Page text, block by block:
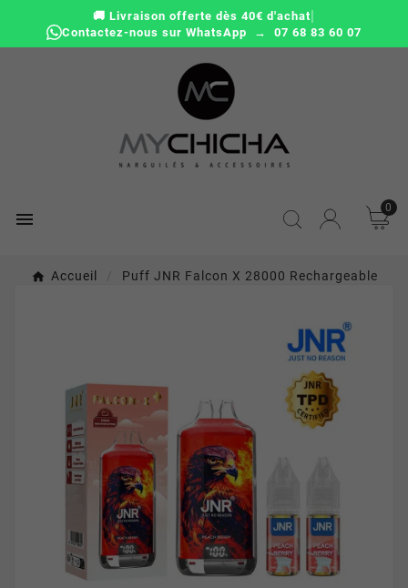
🚚 Livraison offerte dès 40€ d'achat|
Contactez-nous sur WhatsApp → 07 68 83 60 07

0
Accueil Puff JNR Falcon X 28000 Rechargeable